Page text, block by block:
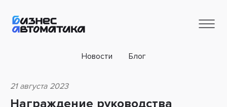
Новости Блог
21 августа 2023
Награждение руководства